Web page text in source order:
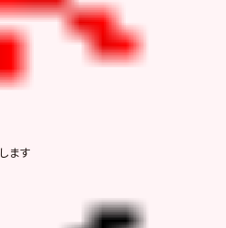
ます